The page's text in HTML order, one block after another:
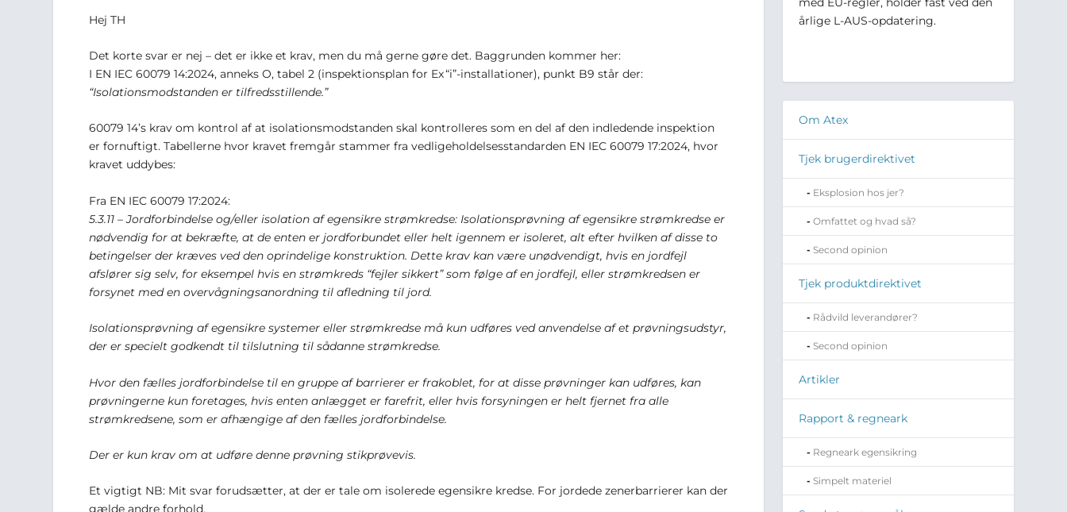
Hej TH
Det korte svar er nej – det er ikke et krav, men du må gerne gøre det. Baggrunden kommer her:
I EN IEC 60079 14:2024, anneks O, tabel 2 (inspektionsplan for Ex “i”-installationer), punkt B9 står der:
“Isolationsmodstanden er tilfredsstillende.”
60079 14’s krav om kontrol af at isolationsmodstanden skal kontrolleres som en del af den indledende inspektion
er fornuftigt. Tabellerne hvor kravet fremgår stammer fra vedligeholdelsesstandarden EN IEC 60079 17:2024, hvor
kravet uddybes:
Fra EN IEC 60079 17:2024:
5.3.11 – Jordforbindelse og/eller isolation af egensikre strømkredse: Isolationsprøvning af egensikre strømkredse er
nødvendig for at bekræfte, at de enten er jordforbundet eller helt igennem er isoleret, alt efter hvilken af disse to
betingelser der kræves ved den oprindelige konstruktion. Dette krav kan være unødvendigt, hvis en jordfejl
afslører sig selv, for eksempel hvis en strømkreds “fejler sikkert” som følge af en jordfejl, eller strømkredsen er
forsynet med en overvågningsanordning til afledning til jord.
Isolationsprøvning af egensikre systemer eller strømkredse må kun udføres ved anvendelse af et prøvningsudstyr,
der er specielt godkendt til tilslutning til sådanne strømkredse.
Hvor den fælles jordforbindelse til en gruppe af barrierer er frakoblet, for at disse prøvninger kan udføres, kan
prøvningerne kun foretages, hvis enten anlægget er farefrit, eller hvis forsyningen er helt fjernet fra alle
strømkredsene, som er afhængige af den fælles jordforbindelse.
Der er kun krav om at udføre denne prøvning stikprøvevis.
Et vigtigt NB: Mit svar forudsætter, at der er tale om isolerede egensikre kredse. For jordede zenerbarrierer kan der
årlige L-AUS-opdatering.
Om Atex
Tjek brugerdirektivet
Eksplosion hos jer?
Omfattet og hvad så?
Second opinion
Tjek produktdirektivet
Rådvild leverandører?
Second opinion
Artikler
Rapport & regneark
Regneark egensikring
Simpelt materiel